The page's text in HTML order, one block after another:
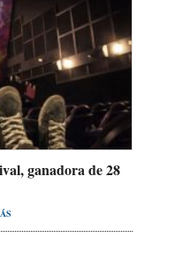
ganadora de 28